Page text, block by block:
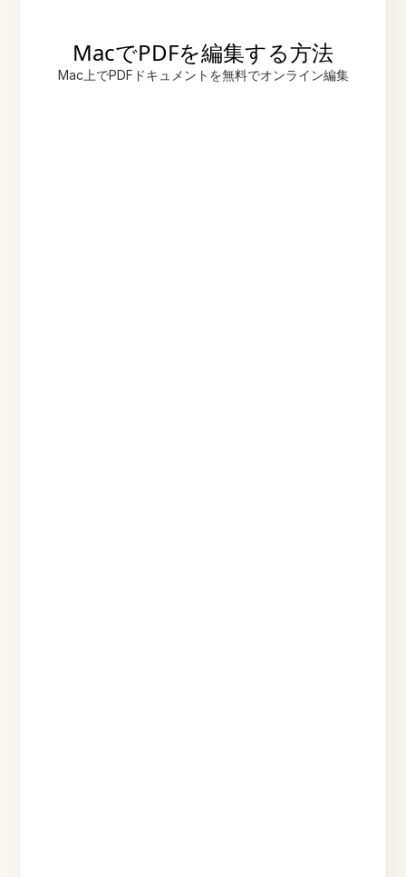
MacでPDFを編集する方法
Mac上でPDFドキュメントを無料でオンライン編集